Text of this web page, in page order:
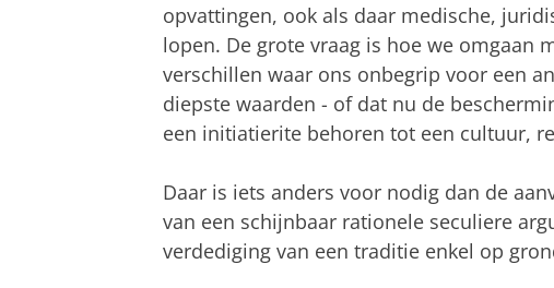
opvattingen, ook als daar medische,
lopen. De grote vraag is hoe we omgaan
verschillen waar ons onbegrip voor een
diepste waarden - of dat nu de
een initiatierite behoren tot een cultuur,
Daar is iets anders voor nodig dan de
van een schijnbaar rationele seculiere
verdediging van een traditie enkel op